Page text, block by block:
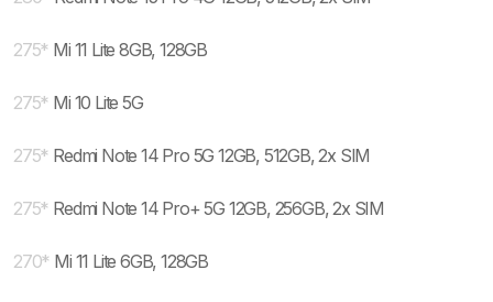
275* Mi 11 Lite 8GB, 128GB
275* Mi 10 Lite 5G
275* Redmi Note 14 Pro 5G 12GB, 512GB, 2x SIM
275* Redmi Note 14 Pro+ 5G 12GB, 256GB, 2x SIM
270* Mi 11 Lite 6GB, 128GB